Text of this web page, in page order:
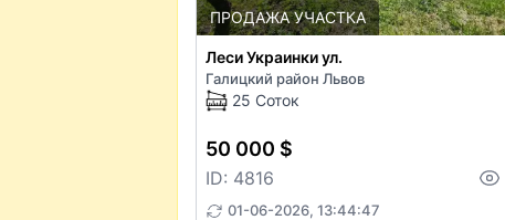
ПРОДАЖА УЧАСТКА
Леси Украинки ул.
Галицкий район Львов
25 Соток
50 000 $
ID: 4816
01-06-2026, 13:44:47